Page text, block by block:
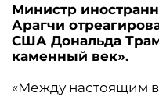
Министр
Арагчи
США Дональда
каменный век».
«Между настоящим